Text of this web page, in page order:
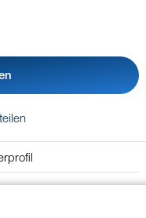
teilen